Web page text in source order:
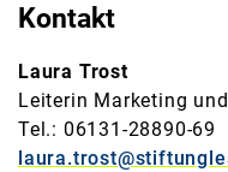
Kontakt
Laura Trost
Leiterin Marketing
Tel.: 06131-28890-69